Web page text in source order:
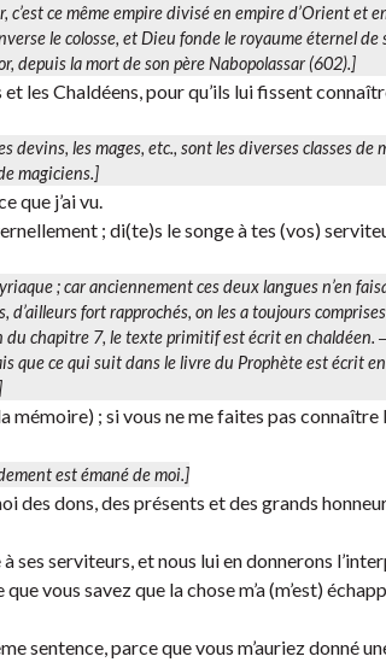
ce même empire divisé en empire d’Orient et
le colosse, et Dieu fonde le royaume éternel de
depuis la mort de son père Nabopolassar (602).]
les Chaldéens, pour qu’ils lui fissent
devins, les mages, etc., sont les diverses classes de
magiciens.]
que j’ai vu.
; di(te)s le songe à tes (vos)
; car anciennement ces deux langues n’en
fort rapprochés, on les a toujours comprises
du chapitre 7, le texte primitif est écrit en chaldéen.
que ce qui suit dans le livre du Prophète est écrit
mémoire) ; si vous ne me faites pas connaître
est émané de moi.]
des dons, des présents et des grands
ses serviteurs, et nous lui en donnerons
vous savez que la chose m’a (m’est)
sentence, parce que vous m’auriez donné